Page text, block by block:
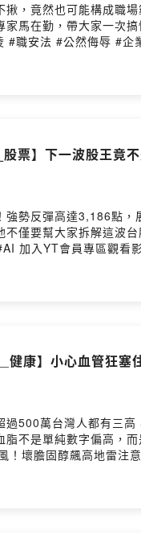
揪，竟然也可能構成職
家馬在勤，帶大家一次
股票】下一波股王竟
強勢反彈高達3,186點
不僅要幫大家拆解這波
--Hosting
健康】小心血管狂
過500萬台灣人都有三
數字偏高，而是全身血管正
！壞膽固醇飆高地雷注
市衛器廣字號115040076 👉https://shop.ixensor.com/products/pixotest-